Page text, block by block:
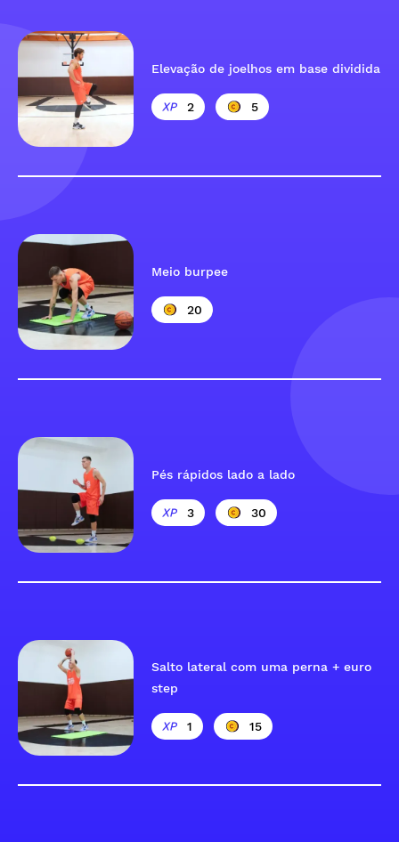
Elevação de joelhos em base dividida
2 5
Meio burpee
20
Pés rápidos lado a lado
3 30
Salto lateral com uma perna + euro
step
1 15